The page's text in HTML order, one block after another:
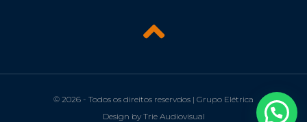
© 2026 - Todos os direitos reservdos | Grupo Elétrica
Design by Trie Audiovisual